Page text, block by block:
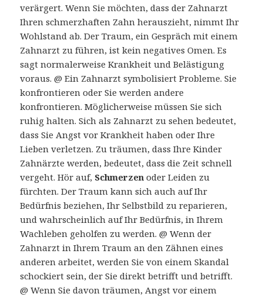
verärgert. Wenn Sie möchten, dass der Zahnarzt
Ihren schmerzhaften Zahn herauszieht, nimmt Ihr
Wohlstand ab. Der Traum, ein Gespräch mit einem
Zahnarzt zu führen, ist kein negatives Omen. Es
sagt normalerweise Krankheit und Belästigung
voraus. @ Ein Zahnarzt symbolisiert Probleme. Sie
konfrontieren oder Sie werden andere
konfrontieren. Möglicherweise müssen Sie sich
ruhig halten. Sich als Zahnarzt zu sehen bedeutet,
dass Sie Angst vor Krankheit haben oder Ihre
Lieben verletzen. Zu träumen, dass Ihre Kinder
Zahnärzte werden, bedeutet, dass die Zeit schnell
vergeht. Hör auf, Schmerzen oder Leiden zu
fürchten. Der Traum kann sich auch auf Ihr
Bedürfnis beziehen, Ihr Selbstbild zu reparieren,
und wahrscheinlich auf Ihr Bedürfnis, in Ihrem
Wachleben geholfen zu werden. @ Wenn der
Zahnarzt in Ihrem Traum an den Zähnen eines
anderen arbeitet, werden Sie von einem Skandal
schockiert sein, der Sie direkt betrifft und betrifft.
@ Wenn Sie davon träumen, Angst vor einem